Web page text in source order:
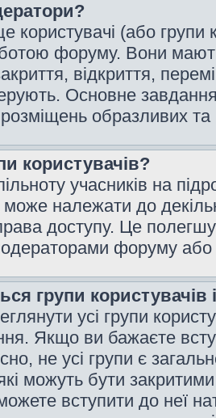
користувачі (або
форуму. Вони
відкриття,
Основне
образливих
користувачів?
учасників на
належати до
доступу. Це
форуму
групи користувачів
усі групи
Якщо ви бажаєте
не усі групи є
можуть бути
вступити до неї